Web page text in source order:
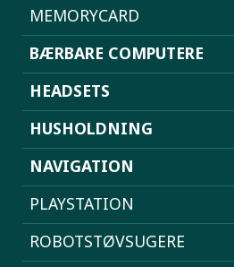
MEMORYCARD
BÆRBARE COMPUTERE
HEADSETS
HUSHOLDNING
NAVIGATION
PLAYSTATION
ROBOTSTØVSUGERE